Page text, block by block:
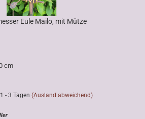
Eule Mailo, mit Mütze
cm
- 3 Tagen (Ausland abweichend)